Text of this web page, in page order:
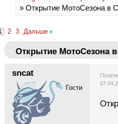
» Открытие МотоСезона в
2 3 Дальше
Открытие МотоСезона
sncat
Гости